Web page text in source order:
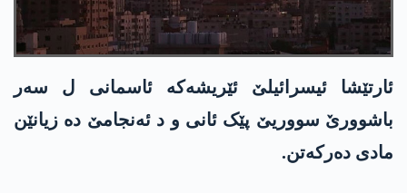
ئارتێشا ئیسرائیلێ ئێریشەکە ئاسمانی ل سەر
باشوورێ سووریێ پێک ئانی و د ئەنجامێ دە زیانێن
مادی دەرکەتن.